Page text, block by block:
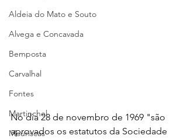
Aldeia do Mato e Souto
Alvega e Concavada
Bemposta
Carvalhal
Fontes
Martinchel
Mouriscas
No dia 28 de novembro de 1969 "são
aprovados os estatutos da Sociedade